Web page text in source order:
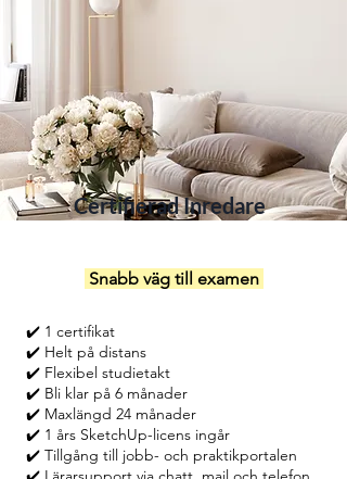
Certifierad Inredare
Snabb väg till examen
✔️ 1 certifikat
✔️ Helt på distans
✔️ Flexibel studietakt
✔️ Bli klar på 6 månader
✔️ Maxlängd 24 månader
✔️ 1 års SketchUp-licens ingår
✔️ Tillgång till jobb- och praktikportalen